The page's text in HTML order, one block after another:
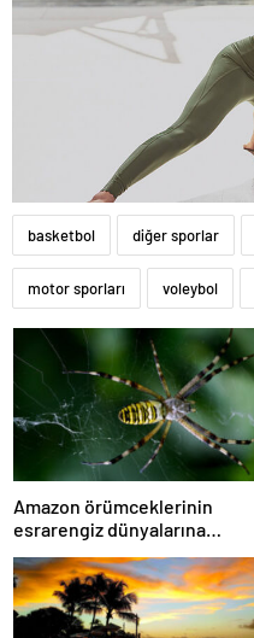
basketbol diğer sporlar
motor sporları voleybol
Amazon örümceklerinin
esrarengiz dünyalarına
gitmeye hazır olun.